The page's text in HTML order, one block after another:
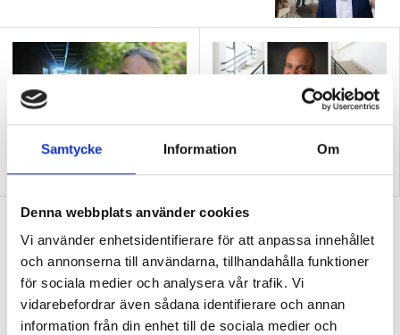
Samtycke Information Om
Denna webbplats använder cookies
Vi använder enhetsidentifierare för att anpassa innehållet
och annonserna till användarna, tillhandahålla funktioner
för sociala medier och analysera vår trafik. Vi
vidarebefordrar även sådana identifierare och annan
information från din enhet till de sociala medier och
”Så bryter vi hatpratets
pyramid i skolan”
tydligt i trappan”
”Vad ska vår tid räcka till på
förskolan?”
DEBATT
”Ska jag som förskollärare duka,
damma, snygga upp i hallen, svara i telefon
eller ska jag vara närvarande tillsammans